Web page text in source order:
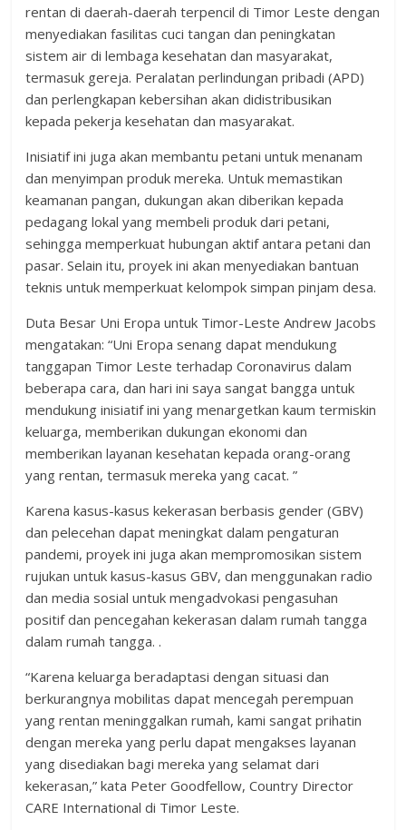
rentan di daerah-daerah terpencil di Timor Leste dengan
menyediakan fasilitas cuci tangan dan peningkatan
sistem air di lembaga kesehatan dan masyarakat,
termasuk gereja. Peralatan perlindungan pribadi (APD)
dan perlengkapan kebersihan akan didistribusikan
kepada pekerja kesehatan dan masyarakat.
Inisiatif ini juga akan membantu petani untuk menanam
dan menyimpan produk mereka. Untuk memastikan
keamanan pangan, dukungan akan diberikan kepada
pedagang lokal yang membeli produk dari petani,
sehingga memperkuat hubungan aktif antara petani dan
pasar. Selain itu, proyek ini akan menyediakan bantuan
teknis untuk memperkuat kelompok simpan pinjam desa.
Duta Besar Uni Eropa untuk Timor-Leste Andrew Jacobs
mengatakan: “Uni Eropa senang dapat mendukung
tanggapan Timor Leste terhadap Coronavirus dalam
beberapa cara, dan hari ini saya sangat bangga untuk
mendukung inisiatif ini yang menargetkan kaum termiskin
keluarga, memberikan dukungan ekonomi dan
memberikan layanan kesehatan kepada orang-orang
yang rentan, termasuk mereka yang cacat. ”
Karena kasus-kasus kekerasan berbasis gender (GBV)
dan pelecehan dapat meningkat dalam pengaturan
pandemi, proyek ini juga akan mempromosikan sistem
rujukan untuk kasus-kasus GBV, dan menggunakan radio
dan media sosial untuk mengadvokasi pengasuhan
positif dan pencegahan kekerasan dalam rumah tangga
dalam rumah tangga. .
“Karena keluarga beradaptasi dengan situasi dan
berkurangnya mobilitas dapat mencegah perempuan
yang rentan meninggalkan rumah, kami sangat prihatin
dengan mereka yang perlu dapat mengakses layanan
yang disediakan bagi mereka yang selamat dari
kekerasan,” kata Peter Goodfellow, Country Director
CARE International di Timor Leste.